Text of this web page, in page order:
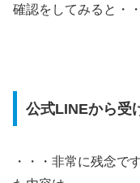
確認をしてみると・・
公式LINEから受
・・・非常に残念で